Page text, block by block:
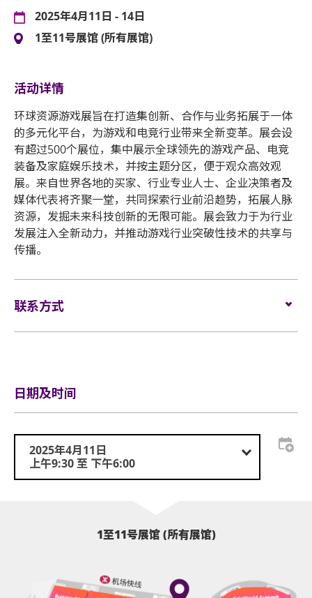
2025年4月11日 - 14日
1至11号展馆 (所有展馆)
活动详情
环球资源游戏展旨在打造集创新、合作与业务拓展于一体
的多元化平台，为游戏和电竞行业带来全新变革。展会设
有超过500个展位，集中展示全球领先的游戏产品、电竞
装备及家庭娱乐技术，并按主题分区，便于观众高效观
展。来自世界各地的买家、行业专业人士、企业决策者及
媒体代表将齐聚一堂，共同探索行业前沿趋势，拓展人脉
资源，发掘未来科技创新的无限可能。展会致力于为行业
发展注入全新动力，并推动游戏行业突破性技术的共享与
传播。
联系方式
show/gaming
日期及时间
2025年4月11日
上午9:30 至 下午6:00
1至11号展馆 (所有展馆)